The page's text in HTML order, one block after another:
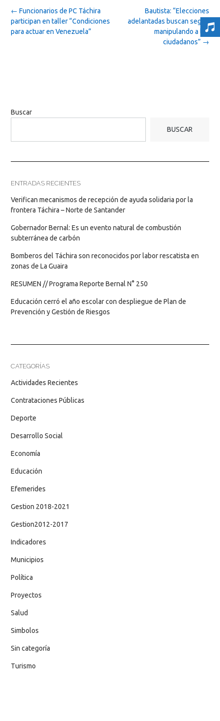
Post
navigation
Bautista: “Elecciones
adelantadas buscan seguir
manipulando a los
ciudadanos” →
← Funcionarios de PC Táchira
participan en taller “Condiciones
para actuar en Venezuela”
Buscar
BUSCAR
ENTRADAS RECIENTES
Verifican mecanismos de recepción de ayuda solidaria por la
frontera Táchira – Norte de Santander
Gobernador Bernal: Es un evento natural de combustión
subterránea de carbón
Bomberos del Táchira son reconocidos por labor rescatista en
zonas de La Guaira
RESUMEN // Programa Reporte Bernal N° 250
Educación cerró el año escolar con despliegue de Plan de
Prevención y Gestión de Riesgos
CATEGORÍAS
Actividades Recientes
Contrataciones Públicas
Deporte
Desarrollo Social
Economía
Educación
Efemerides
Gestion 2018-2021
Gestion2012-2017
Indicadores
Municipios
Política
Proyectos
Salud
Simbolos
Sin categoría
Turismo